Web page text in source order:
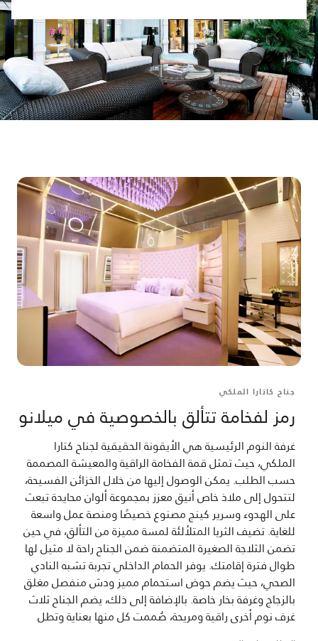
جناح كاتارا الملكي
رمز لفخامة تتألق بالخصوصية في ميلانو
غرفة النوم الرئيسية هي الأيقونة الحقيقية لجناح كتارا
الملكي، حيث تمثل قمة الفخامة الراقية والمعيشة المصممة
حسب الطلب. يمكن الوصول إليها من خلال الخزائن الفسيحة،
لتتحول إلى ملاذ خاص أنيق معزز بمجموعة ألوان محايدة تبعث
على الهدوء وسرير كينج مصنوع خصيصًا ومنصة عمل واسعة
للغاية. تضيف الثريا المتلألئة لمسة مميزة من التألق، في حين
تضمن الثلاجة الصغيرة المتضمنة ضمن الجناح راحة لا مثيل لها
طوال فترة إقامتك. يوفر الحمام الداخلي تجربة تشبه النادي
الصحي، حيث يضم حوض استحمام مميز ودش منفصل مغلق
بالزجاج وغرفة بخار خاصة. بالإضافة إلى ذلك، يضم الجناح ثلاث
غرف نوم أخرى راقية ومريحة، صُممت كل منها بعناية وتطل